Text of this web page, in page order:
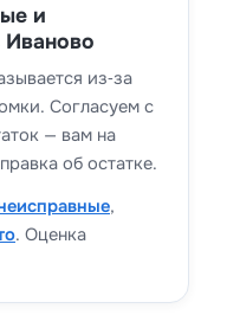
и
Иваново
из‑за
Согласуем с
— вам на
об остатке.
,
. Оценка